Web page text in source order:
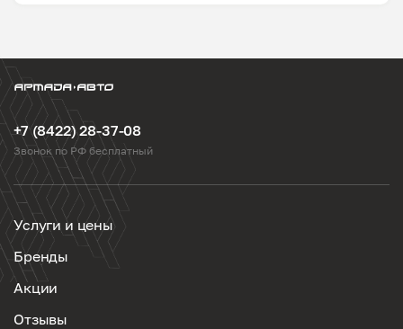
+7 (8422) 28-37-08
Звонок по РФ бесплатный
Услуги и цены
Бренды
Акции
Отзывы